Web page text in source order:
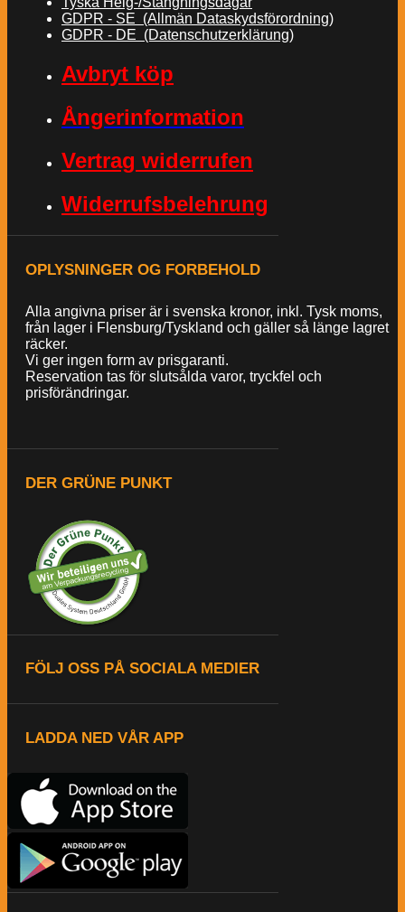
GDPR - SE (Allmän Dataskydsförordning)
GDPR - DE (Datenschutzerklärung)
Avbryt köp
Ångerinformation
Vertrag widerrufen
Widerrufsbelehrung
OPLYSNINGER OG FORBEHOLD
Alla angivna priser är i svenska kronor, inkl. Tysk moms,
från lager i Flensburg/Tyskland och gäller så länge lagret
räcker.
Vi ger ingen form av prisgaranti.
Reservation tas för slutsålda varor, tryckfel och
prisförändringar.
DER GRÜNE PUNKT
FÖLJ OSS PÅ SOCIALA MEDIER
LADDA NED VÅR APP